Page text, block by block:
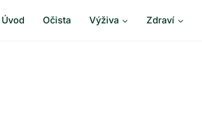
Úvod Očista Výživa Zdraví